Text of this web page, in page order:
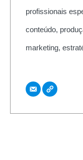
profissionais
conteúdo,
marketing,